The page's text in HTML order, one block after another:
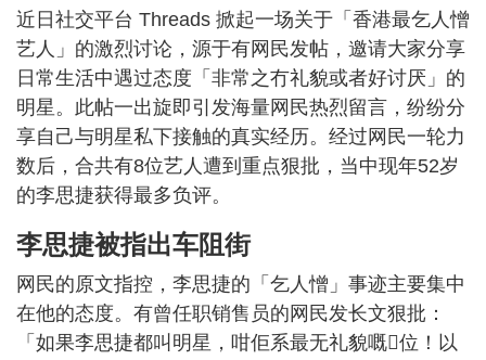
近日社交平台 Threads 掀起一场关于「香港最乞人憎
艺人」的激烈讨论，源于有网民发帖，邀请大家分享
日常生活中遇过态度「非常之冇礼貌或者好讨厌」的
明星。此帖一出旋即引发海量网民热烈留言，纷纷分
享自己与明星私下接触的真实经历。经过网民一轮力
数后，合共有8位艺人遭到重点狠批，当中现年52岁
的李思捷获得最多负评。
李思捷被指出车阻街
网民的原文指控，李思捷的「乞人憎」事迹主要集中
在他的态度。有曾任职销售员的网民发长文狠批：
「如果李思捷都叫明星，咁佢系最无礼貌嘅𠮶位！以